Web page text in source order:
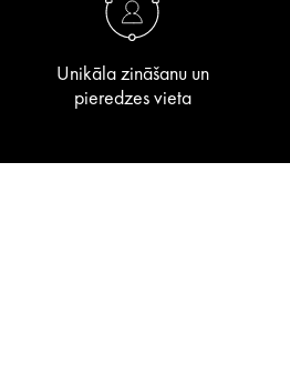
Unikāla zināšanu un
pieredzes vieta